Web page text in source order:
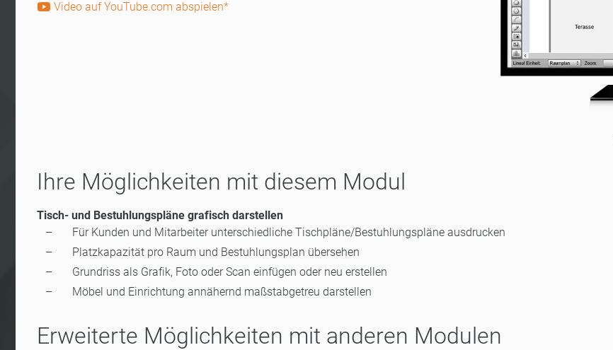
Video auf YouTube.com abspielen*
Ihre Möglichkeiten mit diesem Modul
Tisch- und Bestuhlungspläne grafisch darstellen
Für Kunden und Mitarbeiter unterschiedliche Tischpläne/Bestuhlungspläne ausdrucken
Platzkapazität pro Raum und Bestuhlungsplan übersehen
Grundriss als Grafik, Foto oder Scan einfügen oder neu erstellen
Möbel und Einrichtung annähernd maßstabgetreu darstellen
Erweiterte Möglichkeiten mit anderen Modulen